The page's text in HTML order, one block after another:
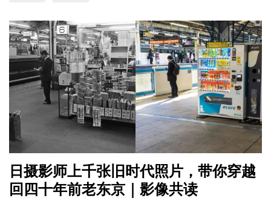
日摄影师上千张旧时代照片，带你穿越
回四十年前老东京｜影像共读